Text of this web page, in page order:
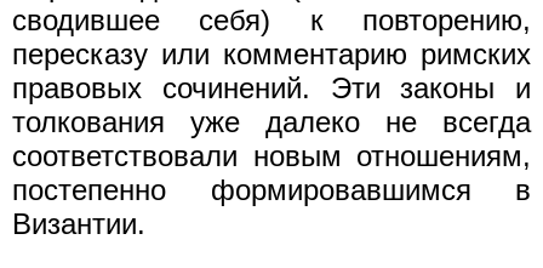
сводившее себя) к повторению,
пересказу или комментарию римских
правовых сочинений. Эти законы и
толкования уже далеко не всегда
соответствовали новым отношениям,
постепенно формировавшимся в
Византии.